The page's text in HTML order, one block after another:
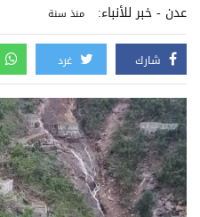
عدن - خبر للأنباء: منذ سنة
شارك غرد